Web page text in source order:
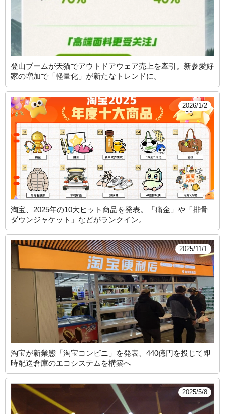
登山ブームが天猫でアウトドアウェア売上を牽引。新参愛好
家の増加で「軽量化」が新たなトレンドに。
2026/1/2
淘宝、2025年の10大ヒット商品を発表。「痛金」や「排骨
ダウンジャケット」などがランクイン。
2025/11/1
淘宝が新業態「淘宝コンビニ」を発表、440億円を投じて即
時配送倉庫のエコシステムを構築へ
2025/5/8